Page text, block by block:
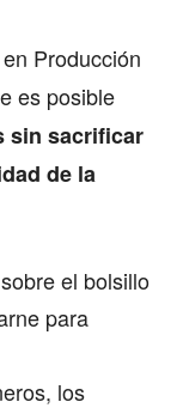
Producción
es posible
sin sacrificar
de la
el bolsillo
para
los